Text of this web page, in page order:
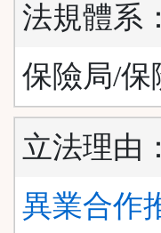
法規體系：
保險局/保
立法理由：
異業合作